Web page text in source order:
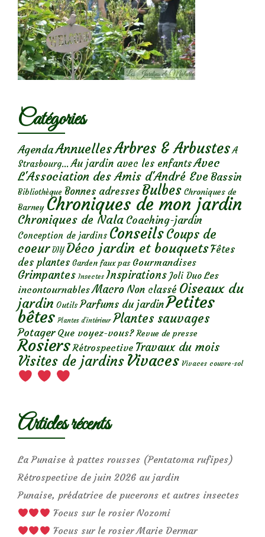
Catégories
AgendaAnnuellesArbres & Arbustes A
Strasbourg... Au jardin avec les enfantsAvec
L'Association des Amis d'André Eve Bassin
Bibliothèque Bonnes adresses Bulbes Chroniques de
Barney Chroniques de mon jardin
Chroniques de Nala Coaching-jardin
Conception de jardins ConseilsCoups de
coeur DIY Déco jardin et bouquetsFêtes
des plantes Garden faux pas Gourmandises
Grimpantes Insectes Inspirations Joli Duo Les
incontournables Macro Non classé Oiseaux du
jardin Outils Parfums du jardinPetites
bêtes Plantes d’intérieur Plantes sauvages
Potager Que voyez-vous? Revue de presse
Rosiers Rétrospective Travaux du mois
Visites de jardins Vivaces Vivaces couvre-sol
Articles récents
La Punaise à pattes rousses (Pentatoma rufipes)
Rétrospective de juin 2026 au jardin
Punaise, prédatrice de pucerons et autres insectes
Focus sur le rosier Nozomi
Focus sur le rosier Marie Dermar